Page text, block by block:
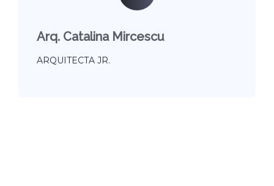
Arq. Catalina Mircescu
ARQUITECTA JR.